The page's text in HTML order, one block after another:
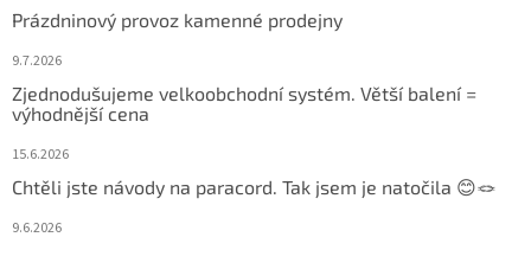
Prázdninový provoz kamenné prodejny
9.7.2026
Zjednodušujeme velkoobchodní systém. Větší balení =
výhodnější cena
15.6.2026
Chtěli jste návody na paracord. Tak jsem je natočila 😊🪢
9.6.2026